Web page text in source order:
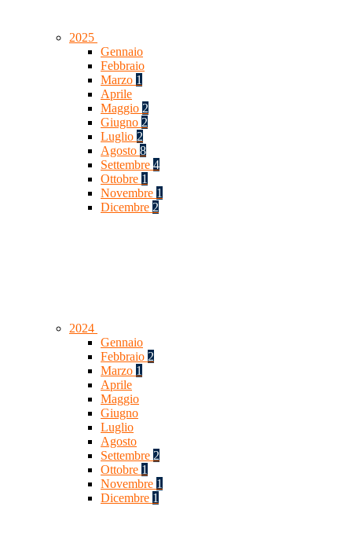
2025
Gennaio
Febbraio
Marzo 1
Aprile
Maggio 2
Giugno 2
Luglio 2
Agosto 8
Settembre 4
Ottobre 1
Novembre 1
Dicembre 2
2024
Gennaio
Febbraio 2
Marzo 1
Aprile
Maggio
Giugno
Luglio
Agosto
Settembre 2
Ottobre 1
Novembre 1
Dicembre 1